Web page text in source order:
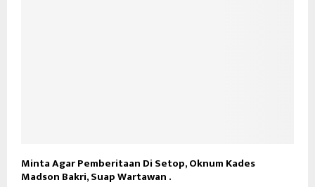
Minta Agar Pemberitaan Di Setop, Oknum Kades
Madson Bakri, Suap Wartawan .